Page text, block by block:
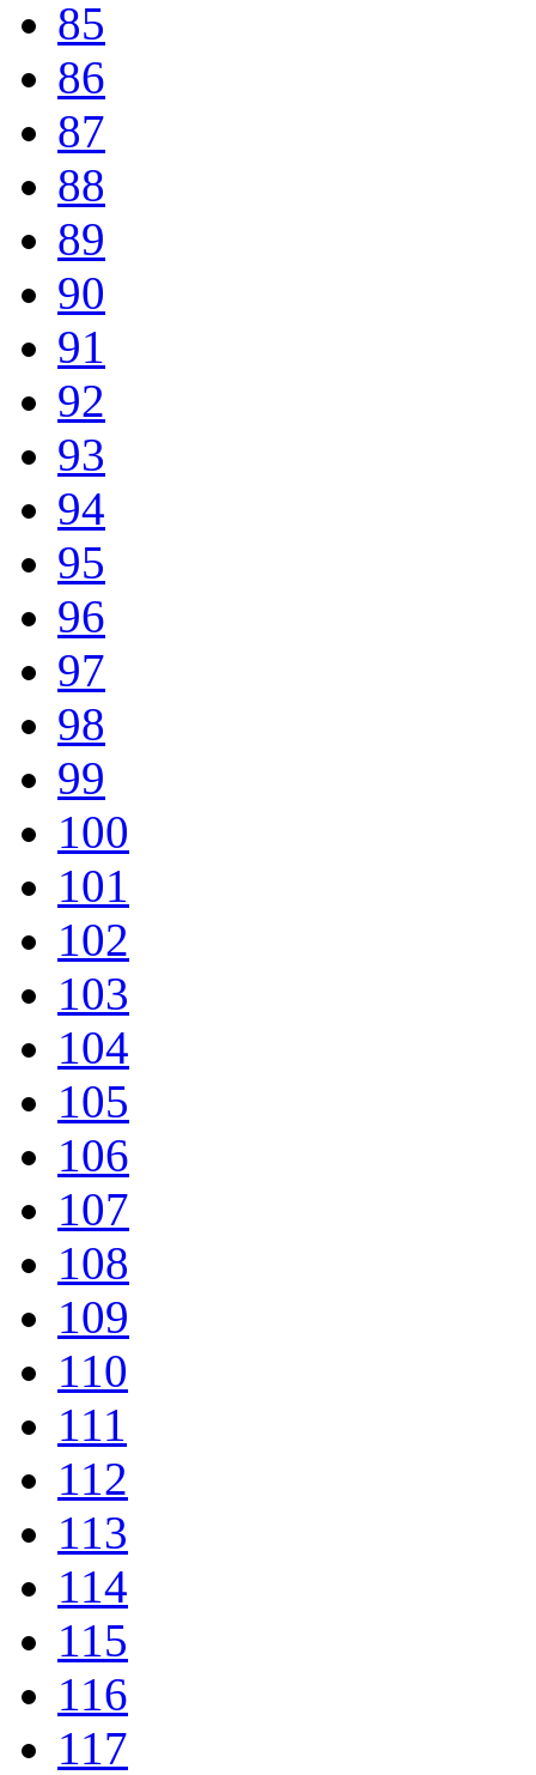
85
86
87
88
89
90
91
92
93
94
95
96
97
98
99
100
101
102
103
104
105
106
107
108
109
110
111
112
113
114
115
116
117